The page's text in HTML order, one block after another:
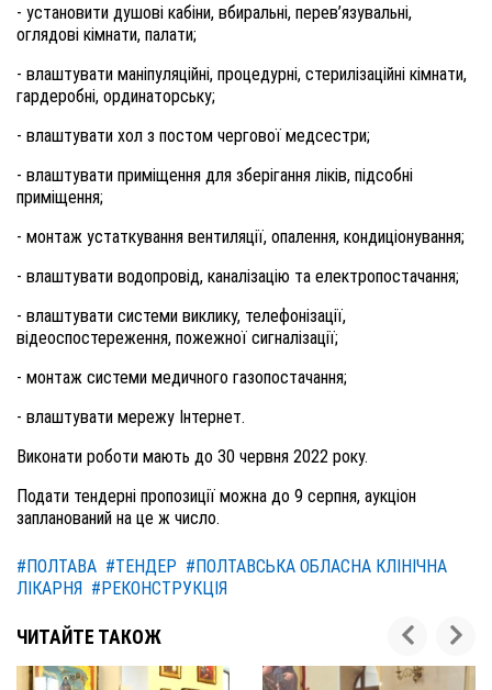
- установити душові кабіни, вбиральні, перев’язувальні,
оглядові кімнати, палати;
- влаштувати маніпуляційні, процедурні, стерилізаційні кімнати,
гардеробні, ординаторську;
- влаштувати хол з постом чергової медсестри;
- влаштувати приміщення для зберігання ліків, підсобні
приміщення;
- монтаж устаткування вентиляції, опалення, кондиціонування;
- влаштувати водопровід, каналізацію та електропостачання;
- влаштувати системи виклику, телефонізації,
відеоспостереження, пожежної сигналізації;
- монтаж системи медичного газопостачання;
- влаштувати мережу Інтернет.
Виконати роботи мають до 30 червня 2022 року.
Подати тендерні пропозиції можна до 9 серпня, аукціон
запланований на це ж число.
#ПОЛТАВА #ТЕНДЕР #ПОЛТАВСЬКА ОБЛАСНА КЛІНІЧНА
ЛІКАРНЯ #РЕКОНСТРУКЦІЯ
ЧИТАЙТЕ ТАКОЖ